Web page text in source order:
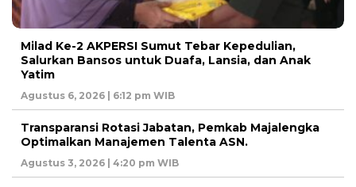
Milad Ke-2 AKPERSI Sumut Tebar Kepedulian,
Salurkan Bansos untuk Duafa, Lansia, dan Anak
Yatim
Agustus 6, 2026 | 6:12 pm WIB
Transparansi Rotasi Jabatan, Pemkab Majalengka
Optimalkan Manajemen Talenta ASN.
Agustus 3, 2026 | 4:20 pm WIB